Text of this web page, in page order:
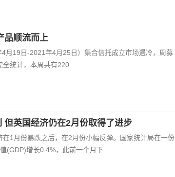
品顺流而上
月19日-2021年4月25日）集合信托成立市场遇冷，周募
全统计，本周共有220
但英国经济仍在2月份取得了进步
1月份暴跌之后，在2月份小幅反弹。国家统计局在一份
(GDP)增长0 4%，此前一个月下